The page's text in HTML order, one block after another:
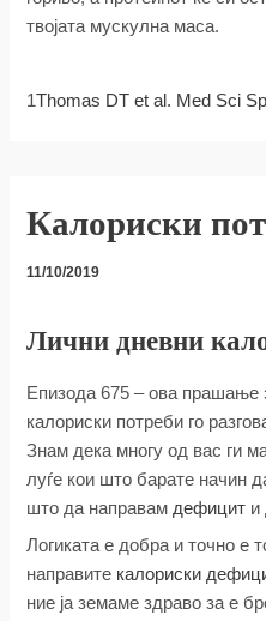
твојата мускулна маса.
1Thomas DT et al. Med Sci
Калориски
11/10/2019
Лични дневни
Епизода 675 – oва прашање
калориски потреби го
Знам дека многу од вас ги
луѓе кои што барате начин
што да направам дефицит и
Логиката е добра и точно е
направите калориски
ние ја земаме здраво за е